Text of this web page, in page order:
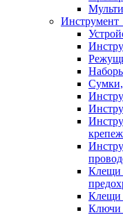
Инструмент
Сумки,
Клещи
Клещи
Ключи